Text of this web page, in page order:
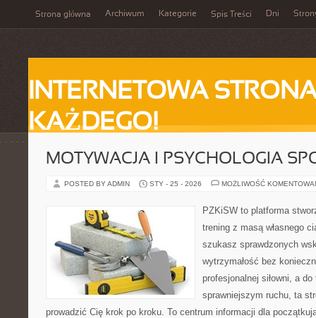
Strona główna Archiwum Kategorie Spis Treści Dni
INTERNETOWA
KAŻDEGO!
MOTYWACJA I PSYCHOLOGIA
POSTED BY ADMIN STY - 25 - 2026 MOŻLIWOŚĆ
PZKiSW to platforma
trening z masą własnego
szukasz sprawdzonych
wytrzymałość bez
profesjonalnej siłowni, a
sprawniejszym ruchu, ta
prowadzić Cię krok po kroku. To centrum informacji dla